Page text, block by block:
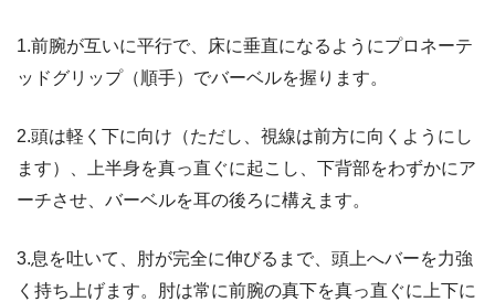
1.前腕が互いに平行で、床に垂直になるようにプロネーテ
ッドグリップ（順手）でバーベルを握ります。
2.頭は軽く下に向け（ただし、視線は前方に向くようにし
ます）、上半身を真っ直ぐに起こし、下背部をわずかにア
ーチさせ、バーベルを耳の後ろに構えます。
3.息を吐いて、肘が完全に伸びるまで、頭上へバーを力強
く持ち上げます。肘は常に前腕の真下を真っ直ぐに上下に